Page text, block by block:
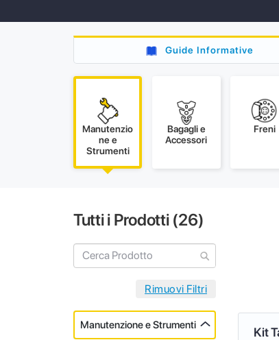
Guide Informative
Manutenzio
ne e
Strumenti
Bagagli e
Accessori
Freni
Tutti i Prodotti (26)
Manutenzione e Strumenti Kit